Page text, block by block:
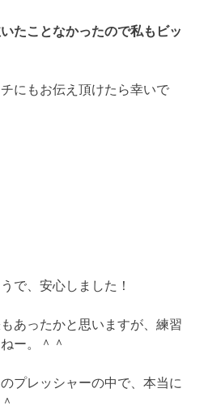
たことなかったので私もビッ
にもお伝え頂けたら幸いで
で、安心しました！
あったかと思いますが、練習
ー。＾＾
プレッシャーの中で、本当に